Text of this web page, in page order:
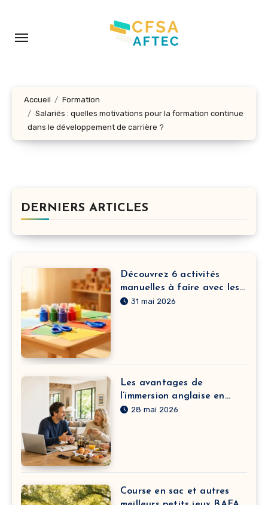
contenu
Accueil
Formation
Salariés : quelles motivations pour la formation continue
dans le développement de carrière ?
DERNIERS ARTICLES
Découvrez 6 activités
manuelles à faire avec les
enfants à la crèche pour
31 mai 2026
Les avantages de
l’immersion anglaise en
France pour adulte
28 mai 2026
Course en sac et autres